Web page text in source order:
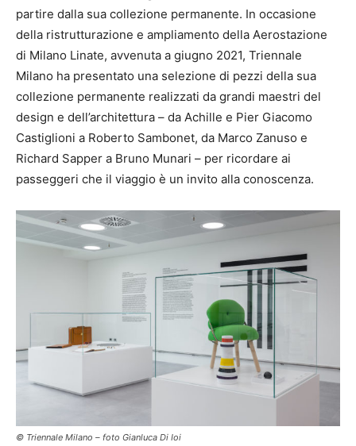
partire dalla sua collezione permanente. In occasione
della ristrutturazione e ampliamento della Aerostazione
di Milano Linate, avvenuta a giugno 2021, Triennale
Milano ha presentato una selezione di pezzi della sua
collezione permanente realizzati da grandi maestri del
design e dell’architettura – da Achille e Pier Giacomo
Castiglioni a Roberto Sambonet, da Marco Zanuso e
Richard Sapper a Bruno Munari – per ricordare ai
passeggeri che il viaggio è un invito alla conoscenza.
© Triennale Milano – foto Gianluca Di Ioi